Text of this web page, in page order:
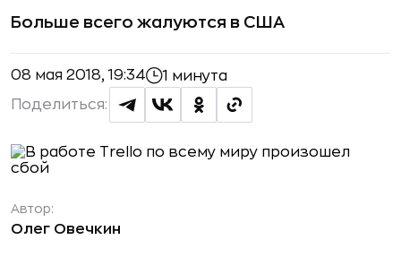
Больше всего жалуются в США
08 мая 2018, 19:34 1 минута
Поделиться:
Автор:
Олег Овечкин